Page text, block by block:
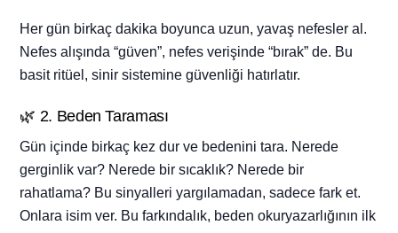
Her gün birkaç dakika boyunca uzun, yavaş nefesler al.
Nefes alışında “güven”, nefes verişinde “bırak” de. Bu
basit ritüel, sinir sistemine güvenliği hatırlatır.
🌿 2. Beden Taraması
Gün içinde birkaç kez dur ve bedenini tara. Nerede
gerginlik var? Nerede bir sıcaklık? Nerede bir
rahatlama? Bu sinyalleri yargılamadan, sadece fark et.
Onlara isim ver. Bu farkındalık, beden okuryazarlığının ilk